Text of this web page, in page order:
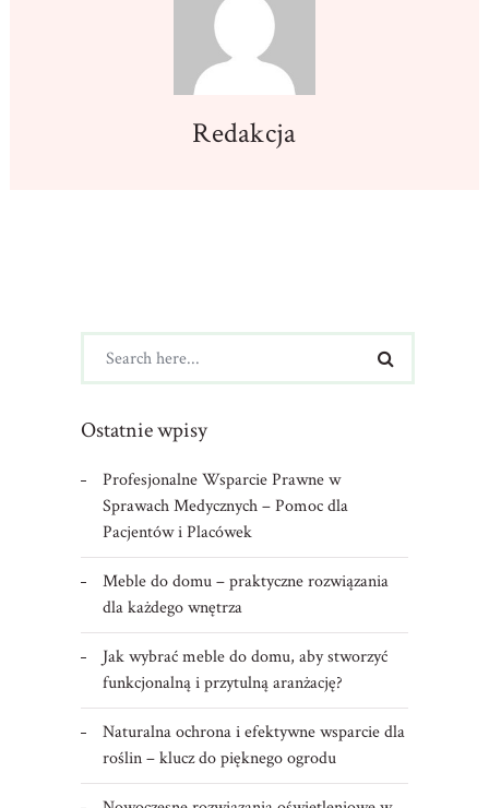
Redakcja
Ostatnie wpisy
Profesjonalne Wsparcie Prawne w
Sprawach Medycznych – Pomoc dla
Pacjentów i Placówek
Meble do domu – praktyczne rozwiązania
dla każdego wnętrza
Jak wybrać meble do domu, aby stworzyć
funkcjonalną i przytulną aranżację?
Naturalna ochrona i efektywne wsparcie dla
roślin – klucz do pięknego ogrodu